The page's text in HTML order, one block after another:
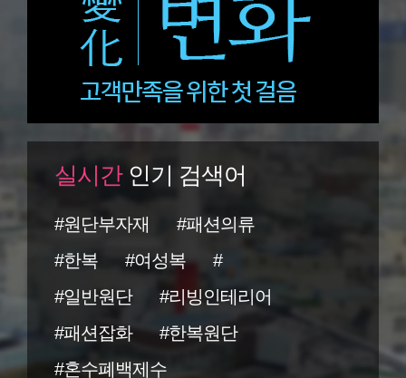
실시간인기 검색어
#원단부자재
#패션의류
#한복
#여성복
#
#일반원단
#리빙인테리어
#패션잡화
#한복원단
#혼수폐백제수